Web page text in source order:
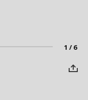
1 / 6